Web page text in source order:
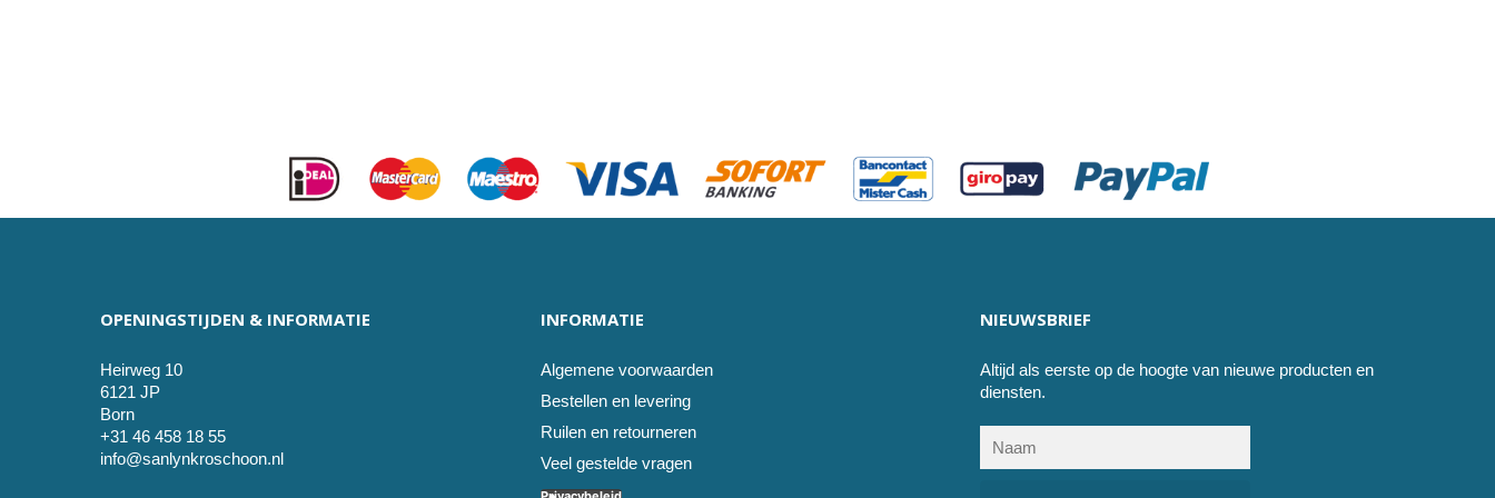
OPENINGSTIJDEN & INFORMATIE
Heirweg 10
6121 JP
Born
+31 46 458 18 55
info@sanlynkroschoon.nl
INFORMATIE
Algemene voorwaarden
Bestellen en levering
Ruilen en retourneren
Veel gestelde vragen
NIEUWSBRIEF
Altijd als eerste op de hoogte van nieuwe producten en
diensten.